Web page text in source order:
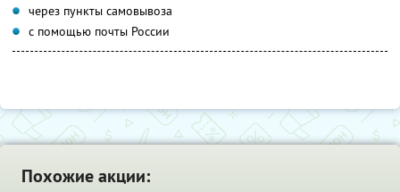
через пункты самовывоза
с помощью почты России
Похожие акции: